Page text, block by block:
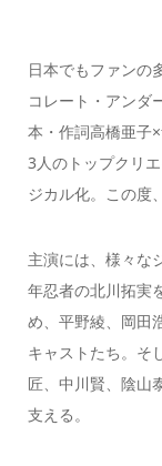
日本でもファンの
コレート・アンダ
本・作詞高橋亜子
3人のトップクリ
ジカル化。この度
主演には、様々な
年忍者の北川拓実
め、平野綾、岡田
キャストたち。そ
匠、中川賢、陰山
支える。